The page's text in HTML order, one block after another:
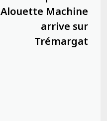
Alouette Machine
arrive sur
Trémargat